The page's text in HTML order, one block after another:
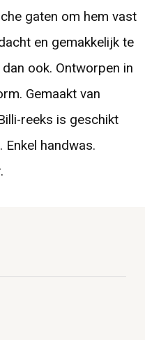
gaten om hem vast
en gemakkelijk te
ook. Ontworpen in
Gemaakt van
reeks is geschikt
handwas.